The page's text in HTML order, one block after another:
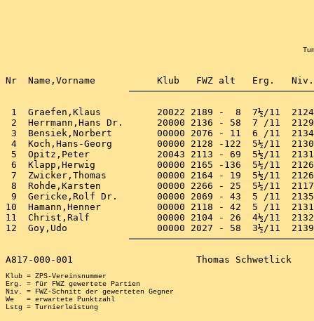
1  Graefen,Klaus          20022 2189 -  8  7½/11
2  Herrmann,Hans Dr.      20000 2136 - 58  7 /11
3  Bensiek,Norbert        00000 2076 - 11  6 /11
4  Koch,Hans-Georg        00000 2128 -122  5½/11
5  Opitz,Peter            20043 2113 - 69  5½/11  2131
6  Klapp,Herwig           00000 2165 -136  5½/11
7  Zwicker,Thomas         00000 2164 - 19  5½/11
8  Rohde,Karsten          00000 2266 - 25  5½/11
9  Gericke,Rolf Dr.       00000 2069 - 43  5 /11
10  Hamann,Henner          00000 2118 - 42  5 /11
11  Christ,Ralf            00000 2104 - 26  4½/11  2132
Klub = ZPS-Vereinsnummer
Erg. = für FWZ gewertete Partien
Niv. = FWZ-Schnitt der gewerteten Gegner
We   = erwartete Punktzahl